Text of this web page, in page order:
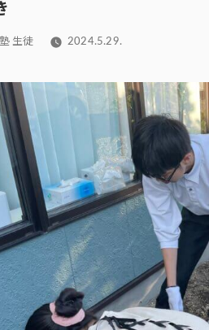
生徒 2024.5.29.